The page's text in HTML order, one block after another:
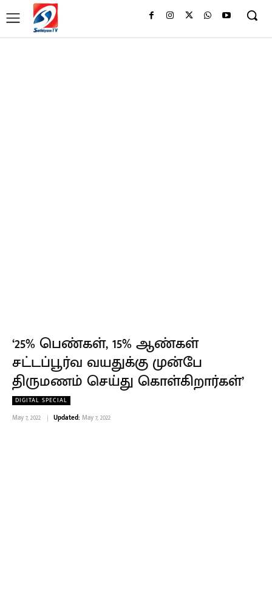
‘25% பெண்கள், 15% ஆண்கள்
சட்டப்பூர்வ வயதுக்கு முன்பே
திருமணம் செய்து கொள்கிறார்கள்’
DIGITAL SPECIAL
May 7, 2022 Updated: May 7, 2022